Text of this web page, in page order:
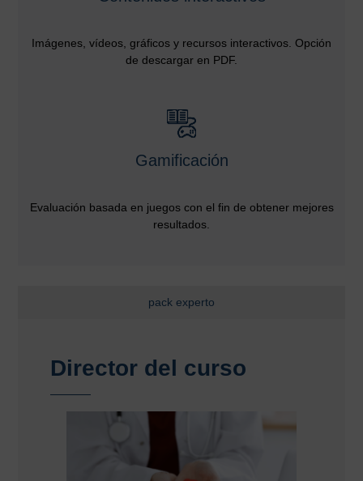
Imágenes, vídeos, gráficos y recursos interactivos. Opción
de descargar en PDF.
Gamificación
Evaluación basada en juegos con el fin de obtener mejores
resultados.
pack experto
Director del curso